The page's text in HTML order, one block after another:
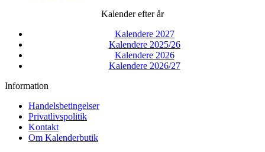
Kalender efter år
Kalendere 2027
Kalendere 2025/26
Kalendere 2026
Kalendere 2026/27
Information
Handelsbetingelser
Privatlivspolitik
Kontakt
Om Kalenderbutik